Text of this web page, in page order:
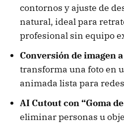
contornos y ajuste de
natural, ideal para
profesional sin equipo
Conversión de imagen
transforma una foto en
animada lista para
AI Cutout con “Goma
eliminar personas u